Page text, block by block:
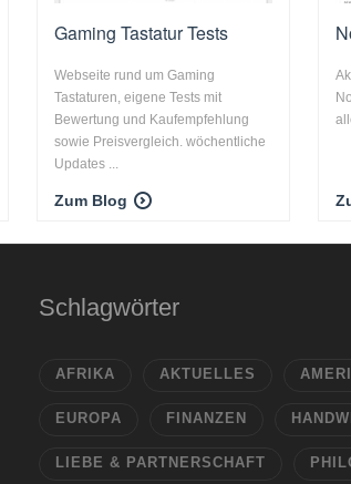
Gaming Tastatur Tests
Webseite rund um Gaming
Tastaturen, eigene Tests mit
Bewertung und Kaufempfehlung
sowie Preisvergleich. wöchentliche
Updates ...
Zum Blog
Schlagwörter
AFRIKA AKTUELLES
EUROPA FINANZEN
LIEBE & PARTNERSCHAFT